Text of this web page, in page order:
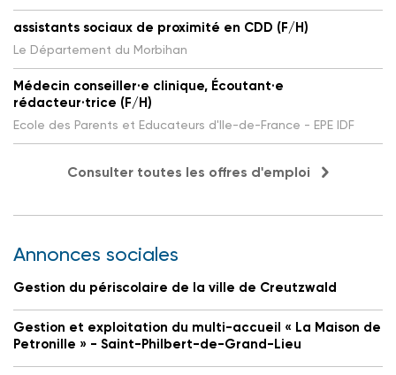
assistants sociaux de proximité en CDD (F/H)
Le Département du Morbihan
Médecin conseiller·e clinique, Écoutant·e
rédacteur·trice (F/H)
Ecole des Parents et Educateurs d'Ile-de-France - EPE IDF
Consulter toutes les offres d'emploi
Annonces sociales
Gestion du périscolaire de la ville de Creutzwald
Gestion et exploitation du multi-accueil « La Maison de
Petronille » - Saint-Philbert-de-Grand-Lieu